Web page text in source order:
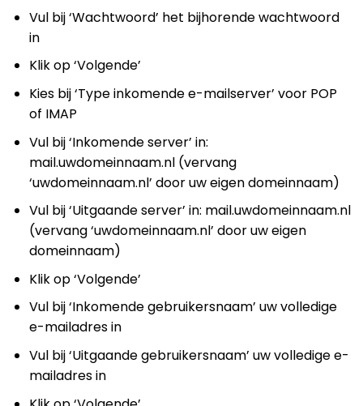
Vul bij ‘Wachtwoord’ het bijhorende wachtwoord
in
Klik op ‘Volgende’
Kies bij ‘Type inkomende e-mailserver’ voor POP
of IMAP
Vul bij ‘Inkomende server’ in:
mail.uwdomeinnaam.nl (vervang
‘uwdomeinnaam.nl’ door uw eigen domeinnaam)
Vul bij ‘Uitgaande server’ in: mail.uwdomeinnaam.nl
(vervang ‘uwdomeinnaam.nl’ door uw eigen
domeinnaam)
Klik op ‘Volgende’
Vul bij ‘Inkomende gebruikersnaam’ uw volledige
e-mailadres in
Vul bij ‘Uitgaande gebruikersnaam’ uw volledige e-
mailadres in